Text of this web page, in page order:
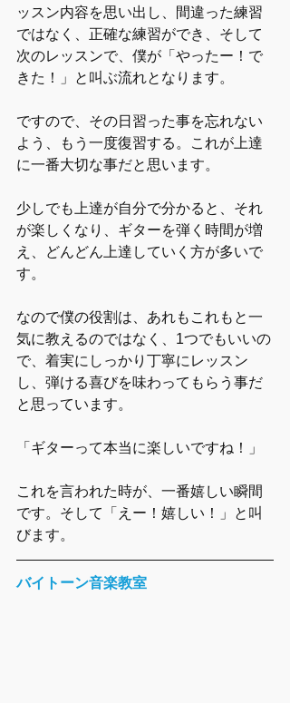
ッスン内容を思い出し、間違った練習
ではなく、正確な練習ができ、そして
次のレッスンで、僕が「やったー！で
きた！」と叫ぶ流れとなります。
ですので、その日習った事を忘れない
よう、もう一度復習する。これが上達
に一番大切な事だと思います。
少しでも上達が自分で分かると、それ
が楽しくなり、ギターを弾く時間が増
え、どんどん上達していく方が多いで
す。
なので僕の役割は、あれもこれもと一
気に教えるのではなく、1つでもいいの
で、着実にしっかり丁寧にレッスン
し、弾ける喜びを味わってもらう事だ
と思っています。
「ギターって本当に楽しいですね！」
これを言われた時が、一番嬉しい瞬間
です。そして「えー！嬉しい！」と叫
びます。
バイトーン音楽教室